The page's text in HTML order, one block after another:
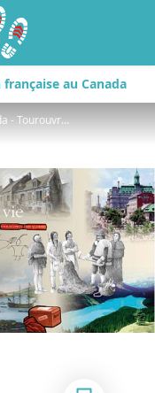
au Canada
Musée de l'Emigration au Canada - Tourouvre - ©J.E. Rubio-CD61